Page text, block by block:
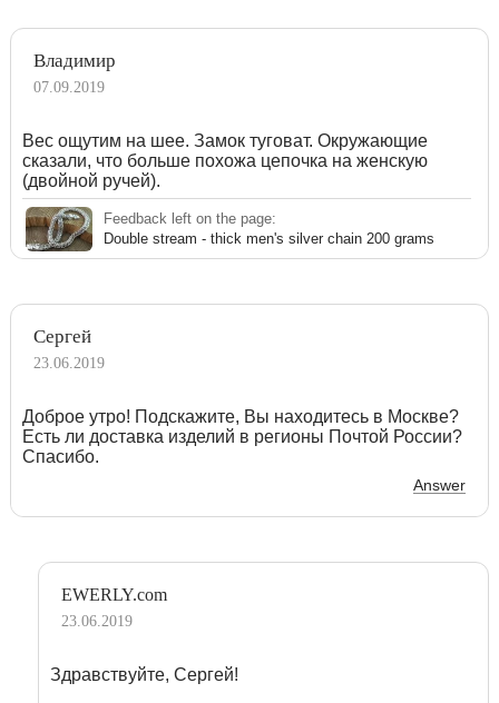
Владимир
07.09.2019
Вес ощутим на шее. Замок туговат. Окружающие
сказали, что больше похожа цепочка на женскую
(двойной ручей).
Feedback left on the page:
Double stream - thick men's silver chain 200 grams
Сергей
23.06.2019
Доброе утро! Подскажите, Вы находитесь в Москве?
Есть ли доставка изделий в регионы Почтой России?
Спасибо.
Answer
EWERLY.com
23.06.2019
Здравствуйте, Сергей!